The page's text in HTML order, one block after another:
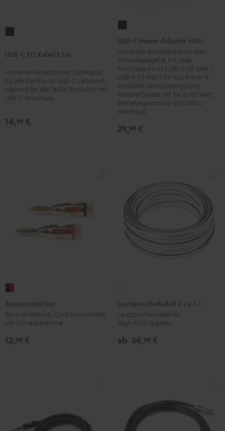
PD
Kabel
1,5m
Schwarz
USB-C PD Kabel 1,5m
Universell einsetzbares Ladekabel
für alle Geräte mit USB-C-Ladeport,
passend für alle Teufel Produkte mit
USB-C-Anschluss
14,99 €
C
Power
Adapter
60W
Schwarz
USB-C Power Adapter 60W
Universell einsetzbares 60 Watt
Schnellladegerät mit zwei
Anschluss-Ports (USB-C 60 Watt /
USB-A 7,5 Watt) für Kopfhörer &
Portables sowie Laptops und
weitere Geräte mit bis zu 60 Watt
Betriebsspannung und USB-C-
Anschluss
29,99 €
Schwarz
/
Rot
Bananenstecker
Bananenstecker, Gold beschichtet
mit Schraubklemme
12,99 €
2
x
2,5
mm²
Lautsprecherkabel 2 x 2,5 mm²
Lautsprecherkabel für
High‑End‑Speaker
ab 34,99 €